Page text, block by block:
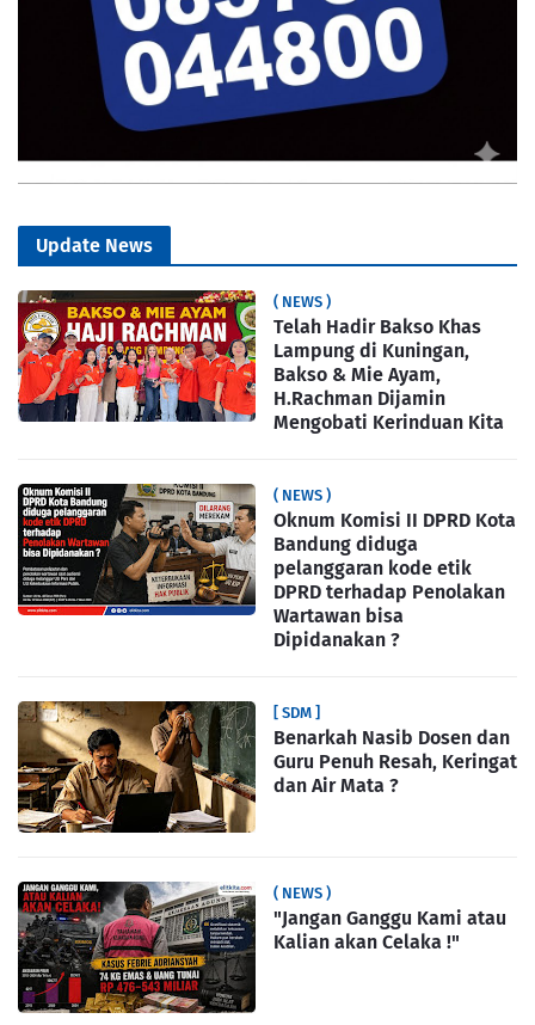
Update News
( NEWS )
Telah Hadir Bakso Khas
Lampung di Kuningan,
Bakso & Mie Ayam,
H.Rachman Dijamin
Mengobati Kerinduan Kita
( NEWS )
Oknum Komisi II DPRD Kota
Bandung diduga
pelanggaran kode etik
DPRD terhadap Penolakan
Wartawan bisa
Dipidanakan ?
[ SDM ]
Benarkah Nasib Dosen dan
Guru Penuh Resah, Keringat
dan Air Mata ?
( NEWS )
"Jangan Ganggu Kami atau
Kalian akan Celaka !"